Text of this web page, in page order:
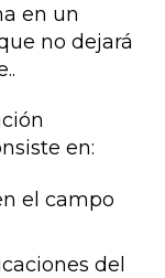
en un
no dejará
en:
el campo
del